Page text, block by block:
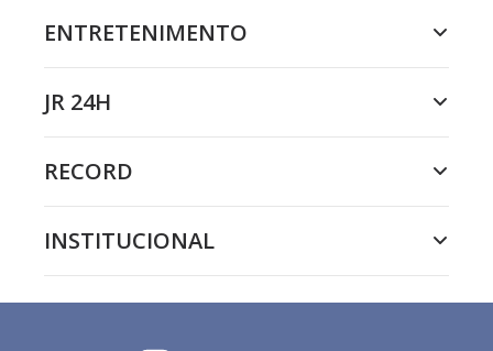
ENTRETENIMENTO
JR 24H
RECORD
INSTITUCIONAL